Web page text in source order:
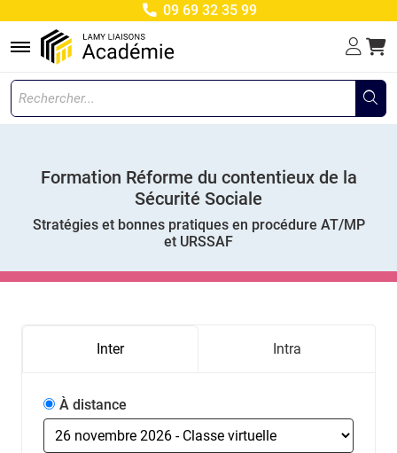
09 69 32 35 99
Menu
Formation Réforme du contentieux de la
Sécurité Sociale
Stratégies et bonnes pratiques en procédure AT/MP
et URSSAF
Inter Intra
À distance